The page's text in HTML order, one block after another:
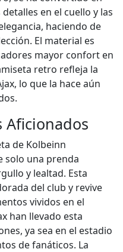
en el cuello y las
haciendo de
El material es
mayor confort en
retro refleja la
lo que la hace aún
Aficionados
de Kolbeinn
solo una prenda
y lealtad. Esta
del club y revive
vividos en el
han llevado esta
ya sea en el estadio
de fanáticos. La